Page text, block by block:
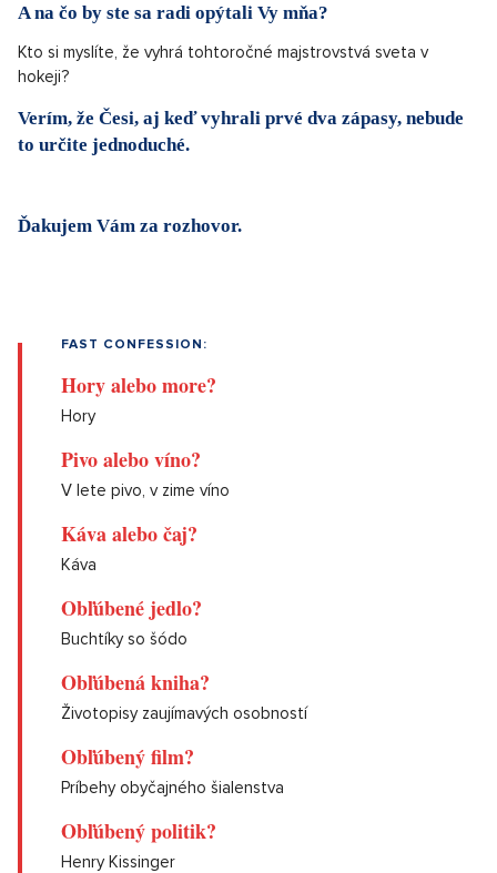
A na čo by ste sa radi opýtali Vy mňa?
Kto si myslíte, že vyhrá tohtoročné majstrovstvá sveta v
hokeji?
Verím, že Česi, aj keď vyhrali prvé dva zápasy, nebude
to určite jednoduché.
Ďakujem Vám za rozhovor.
FAST CONFESSION:
Hory alebo more?
Hory
Pivo alebo víno?
V lete pivo, v zime víno
Káva alebo čaj?
Káva
Obľúbené jedlo?
Buchtíky so šódo
Obľúbená kniha?
Životopisy zaujímavých osobností
Obľúbený film?
Príbehy obyčajného šialenstva
Obľúbený politik?
Henry Kissinger